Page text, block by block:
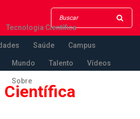
Tecnologia Científica
Saúde Campus
Mundo Talento Vídeos
Sobre
Científica